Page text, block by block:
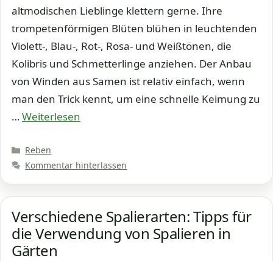
altmodischen Lieblinge klettern gerne. Ihre
trompetenförmigen Blüten blühen in leuchtenden
Violett-, Blau-, Rot-, Rosa- und Weißtönen, die
Kolibris und Schmetterlinge anziehen. Der Anbau
von Winden aus Samen ist relativ einfach, wenn
man den Trick kennt, um eine schnelle Keimung zu
…Weiterlesen
Kategorien
Reben
Kommentar hinterlassen
Verschiedene Spalierarten: Tipps für
die Verwendung von Spalieren in
Gärten